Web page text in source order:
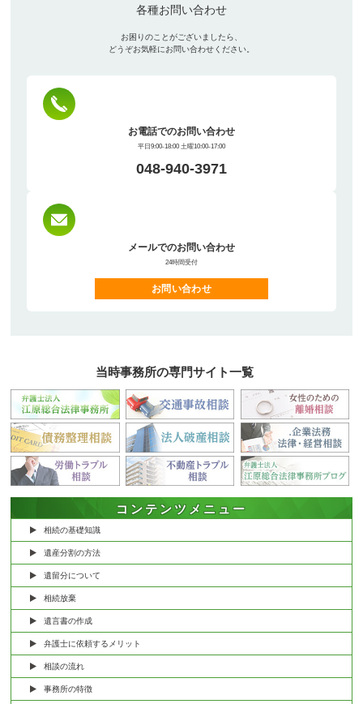
各種お問い合わせ
お困りのことがございましたら、
どうぞお気軽にお問い合わせください。
お電話でのお問い合わせ
平日9:00-18:00 土曜10:00-17:00
048-940-3971
メールでのお問い合わせ
24時間受付
お問い合わせ
当時事務所の専門サイト一覧
コンテンツメニュー
相続の基礎知識
遺産分割の方法
遺留分について
相続放棄
遺言書の作成
弁護士に依頼するメリット
相談の流れ
事務所の特徴